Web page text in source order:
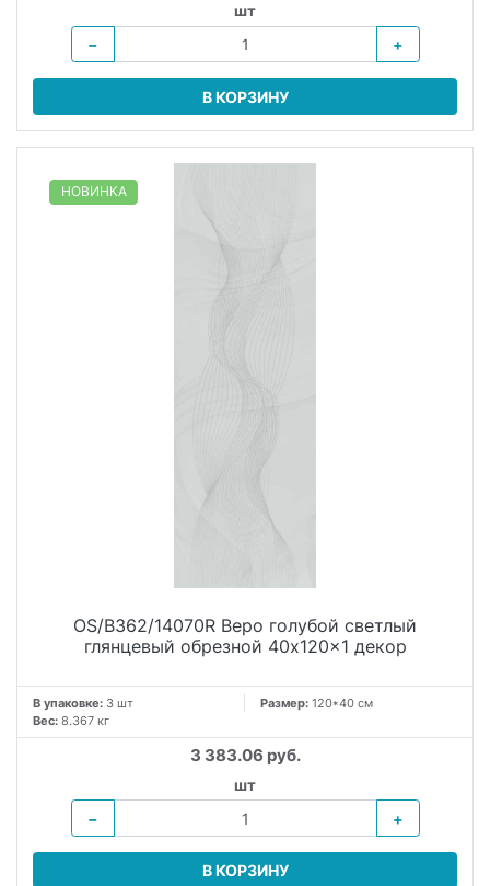
шт
−
+
В КОРЗИНУ
НОВИНКА
OS/B362/14070R Веро голубой светлый
глянцевый обрезной 40x120x1 декор
В упаковке: 3 шт Размер: 120*40 см
Вес: 8.367 кг
3 383.06 руб.
шт
−
+
В КОРЗИНУ